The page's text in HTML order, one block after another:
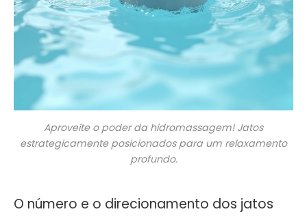
Aproveite o poder da hidromassagem! Jatos
estrategicamente posicionados para um relaxamento
profundo.
O número e o direcionamento dos jatos